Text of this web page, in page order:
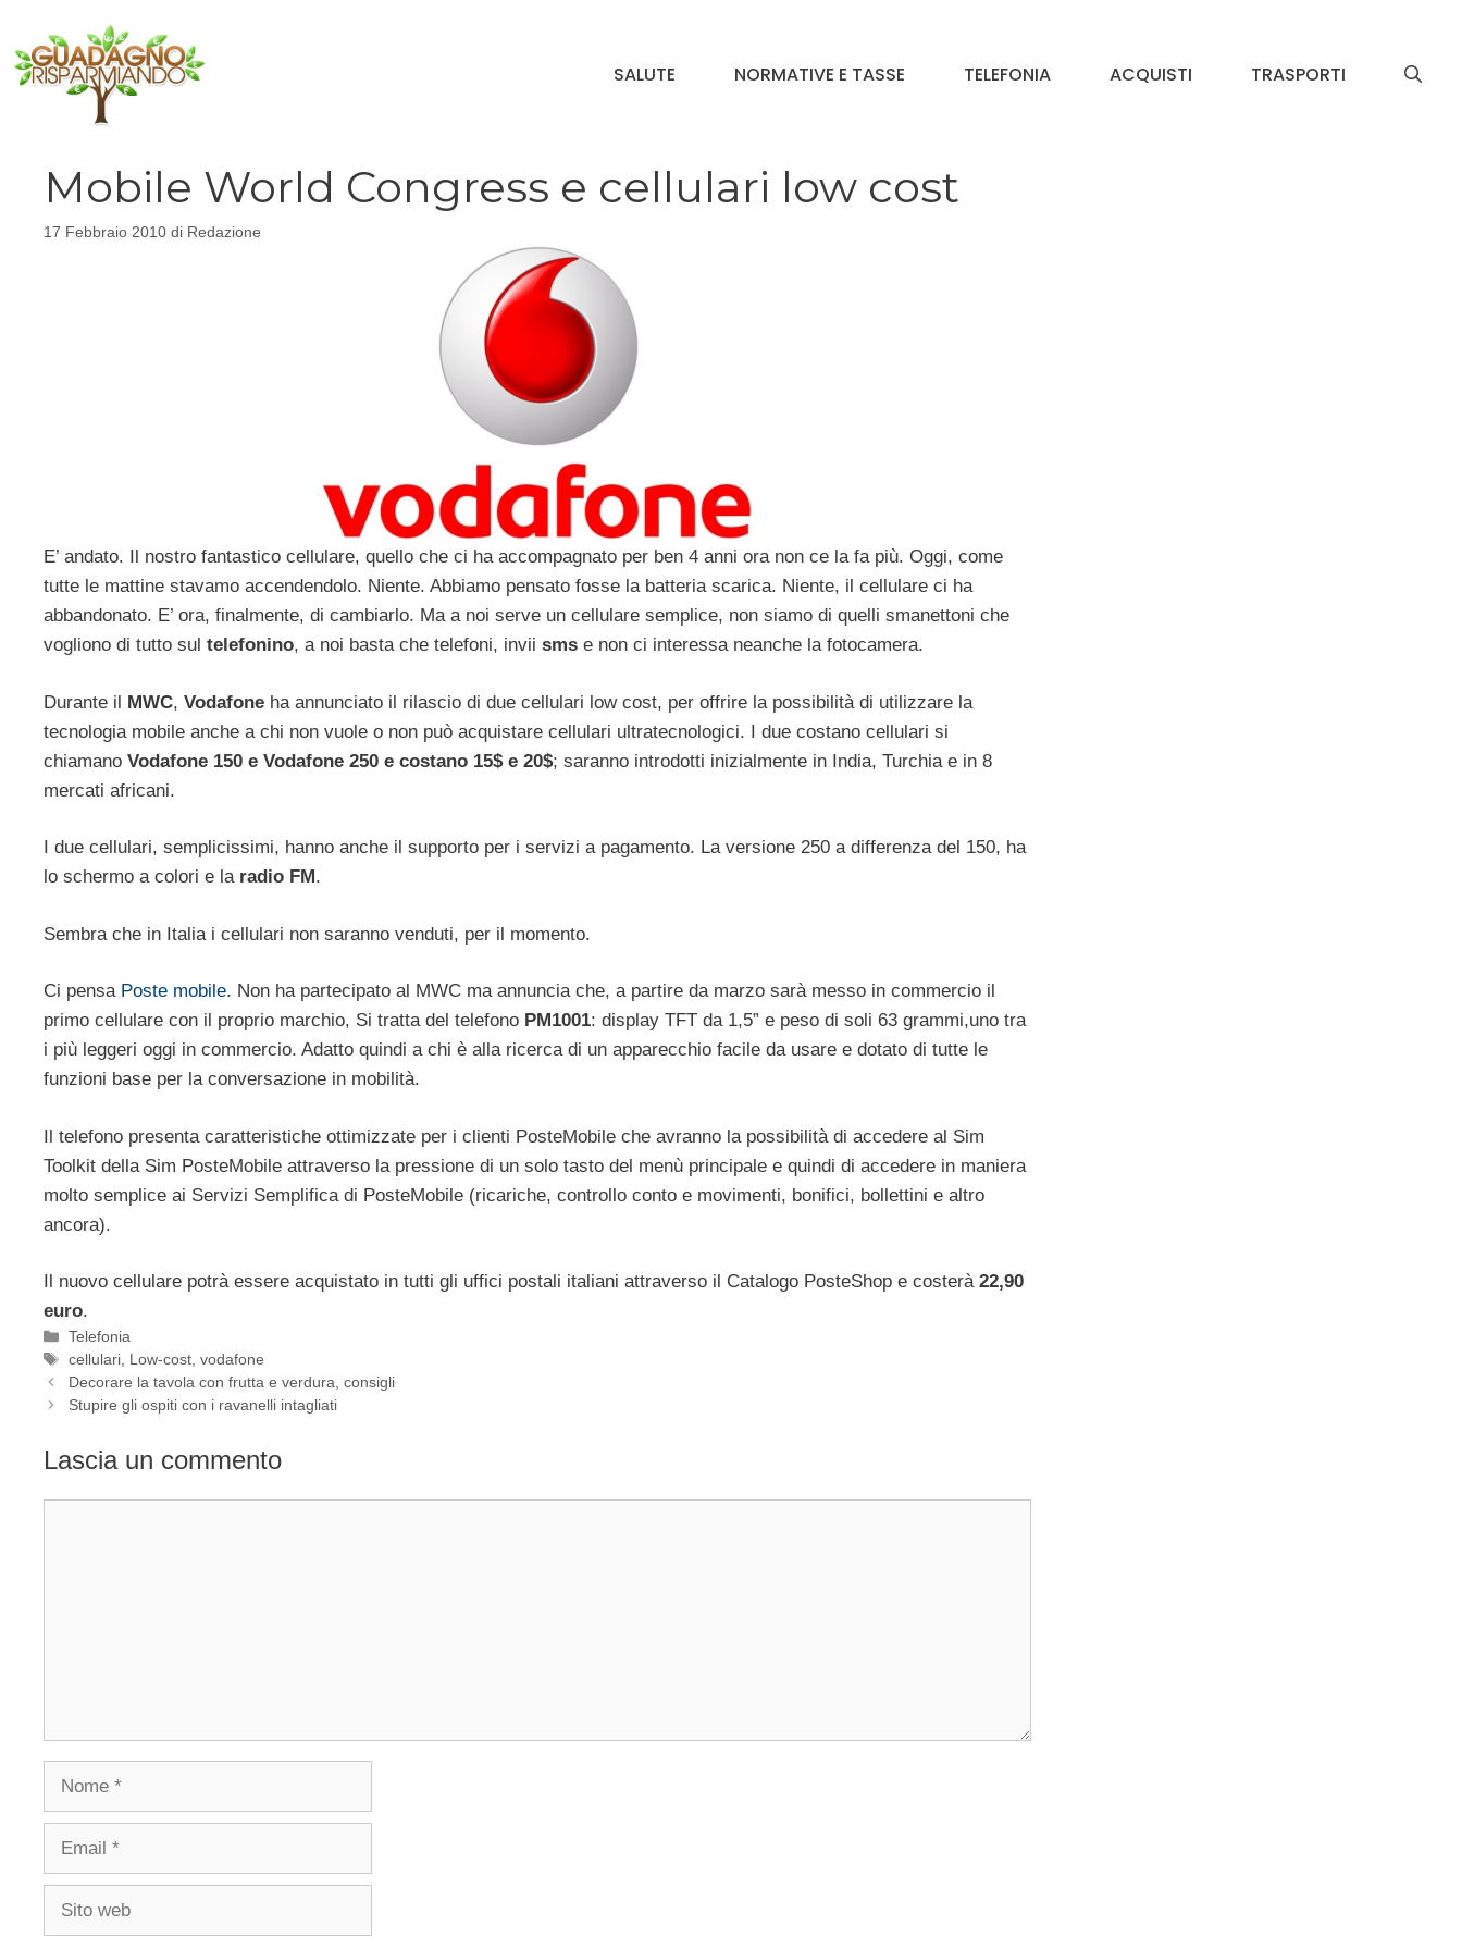
contenuto
SALUTE NORMATIVE E TASSE TELEFONIA ACQUISTI TRASPORTI
Mobile World Congress e cellulari low cost
17 Febbraio 2010 di Redazione
E’ andato. Il nostro fantastico cellulare, quello che ci ha accompagnato per ben 4 anni ora non ce la fa più. Oggi, come
tutte le mattine stavamo accendendolo. Niente. Abbiamo pensato fosse la batteria scarica. Niente, il cellulare ci ha
abbandonato. E’ ora, finalmente, di cambiarlo. Ma a noi serve un cellulare semplice, non siamo di quelli smanettoni che
vogliono di tutto sul telefonino, a noi basta che telefoni, invii sms e non ci interessa neanche la fotocamera.
Durante il MWC, Vodafone ha annunciato il rilascio di due cellulari low cost, per offrire la possibilità di utilizzare la
tecnologia mobile anche a chi non vuole o non può acquistare cellulari ultratecnologici. I due costano cellulari si
chiamano Vodafone 150 e Vodafone 250 e costano 15$ e 20$; saranno introdotti inizialmente in India, Turchia e in 8
mercati africani.
I due cellulari, semplicissimi, hanno anche il supporto per i servizi a pagamento. La versione 250 a differenza del 150, ha
lo schermo a colori e la radio FM .
Sembra che in Italia i cellulari non saranno venduti, per il momento.
Ci pensa Poste mobile. Non ha partecipato al MWC ma annuncia che, a partire da marzo sarà messo in commercio il
primo cellulare con il proprio marchio, Si tratta del telefono PM1001: display TFT da 1,5” e peso di soli 63 grammi,uno tra
i più leggeri oggi in commercio. Adatto quindi a chi è alla ricerca di un apparecchio facile da usare e dotato di tutte le
funzioni base per la conversazione in mobilità.
Il telefono presenta caratteristiche ottimizzate per i clienti PosteMobile che avranno la possibilità di accedere al Sim
Toolkit della Sim PosteMobile attraverso la pressione di un solo tasto del menù principale e quindi di accedere in maniera
molto semplice ai Servizi Semplifica di PosteMobile (ricariche, controllo conto e movimenti, bonifici, bollettini e altro
ancora).
Il nuovo cellulare potrà essere acquistato in tutti gli uffici postali italiani attraverso il Catalogo PosteShop e costerà 22,90
euro.
Categorie
Telefonia
Tag
cellulari, Low-cost,vodafone
Decorare la tavola con frutta e verdura, consigli
Stupire gli ospiti con i ravanelli intagliati
Lascia un commento